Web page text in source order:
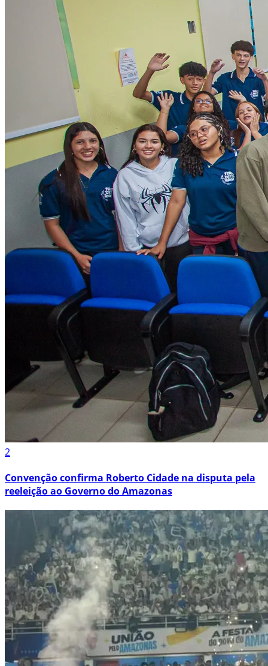
2
Convenção confirma Roberto Cidade na disputa pela
reeleição ao Governo do Amazonas